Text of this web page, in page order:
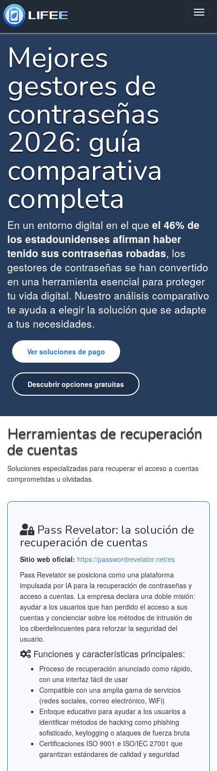
Mejores
gestores de
contraseñas
2026: guía
comparativa
completa
En un entorno digital en el que el 46% de
los estadounidenses afirman haber
tenido sus contraseñas robadas, los
gestores de contraseñas se han convertido
en una herramienta esencial para proteger
tu vida digital. Nuestro análisis comparativo
te ayuda a elegir la solución que se adapte
a tus necesidades.
Ver soluciones de pago
Descubrir opciones gratuitas
Herramientas de recuperación
de cuentas
Soluciones especializadas para recuperar el acceso a cuentas
comprometidas u olvidadas.
Pass Revelator: la solución de
recuperación de cuentas
Sitio web oficial: https://passwordrevelator.net/es
Pass Revelator se posiciona como una plataforma
impulsada por IA para la recuperación de contraseñas y
acceso a cuentas. La empresa declara una doble misión:
ayudar a los usuarios que han perdido el acceso a sus
cuentas y concienciar sobre los métodos de intrusión de
los ciberdelincuentes para reforzar la seguridad del
usuario.
Funciones y características principales:
Proceso de recuperación anunciado como rápido,
con una interfaz fácil de usar
Compatible con una amplia gama de servicios
(redes sociales, correo electrónico, WiFi)
Enfoque educativo para ayudar a los usuarios a
identificar métodos de hacking como phishing
sofisticado, keylogging o ataques de fuerza bruta
Certificaciones ISO 9001 e ISO/IEC 27001 que
garantizan estándares de calidad y seguridad